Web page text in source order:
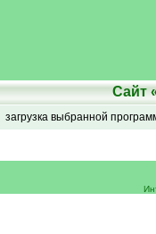
Сайт
загрузка выбранной